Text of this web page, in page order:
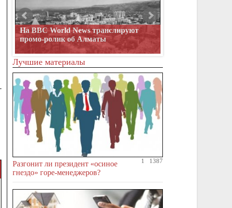
На BBC World News транслируют
промо-ролик об Алматы
Лучшие материалы
1 1387
Разгонит ли президент «осиное
гнездо» горе-менеджеров?